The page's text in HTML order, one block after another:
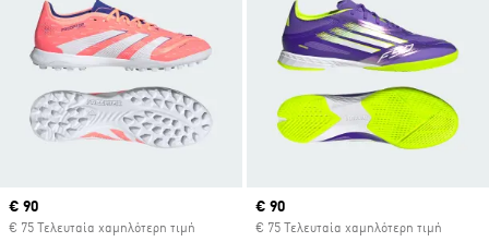
Current price
€ 90
€ 75 Τελευταία χαμηλότερη τιμή
Current price
€ 90
€ 75 Τελευταία χαμηλότερη τιμή